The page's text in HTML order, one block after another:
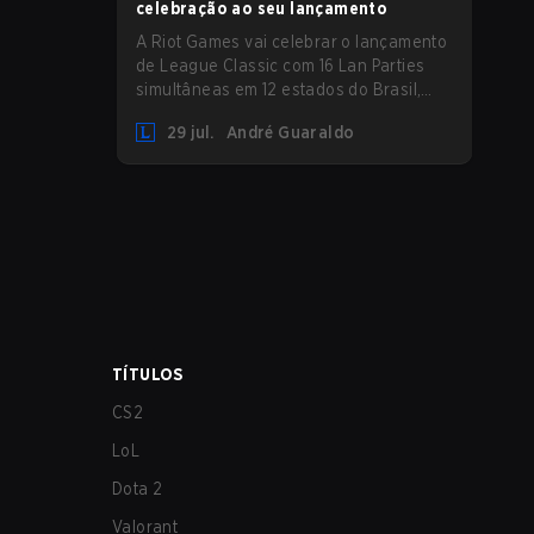
celebração ao seu lançamento
A Riot Games vai celebrar o lançamento
de League Classic com 16 Lan Parties
simultâneas em 12 estados do Brasil,
presenciais nos dias 01 e 02 de agosto.
29 jul. André Guaraldo
TÍTULOS
CS2
LoL
Dota 2
Valorant